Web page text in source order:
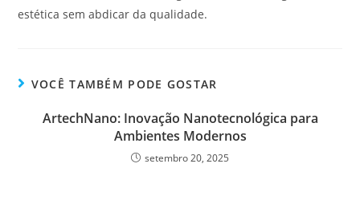
estética sem abdicar da qualidade.
VOCÊ TAMBÉM PODE GOSTAR
ArtechNano: Inovação Nanotecnológica para
Ambientes Modernos
setembro 20, 2025